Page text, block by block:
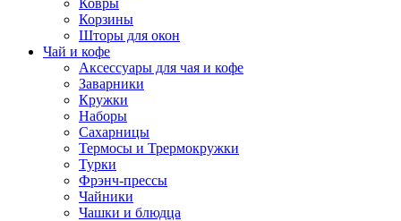
Ковры
Корзины
Шторы для окон
Чай и кофе
Аксессуары для чая и кофе
Заварники
Кружки
Наборы
Сахарницы
Термосы и Трермокружки
Турки
Фрэнч-прессы
Чайники
Чашки и блюдца